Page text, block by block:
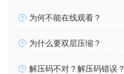
为何不能在线观看？
为什么要双层压缩？
解压码不对？解压码错误？